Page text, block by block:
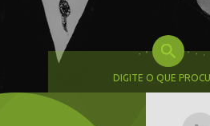
DIGITE O QUE